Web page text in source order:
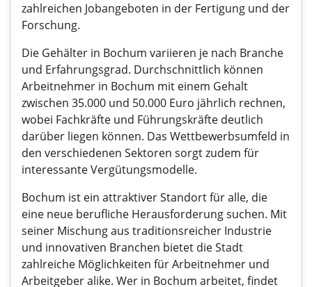
zahlreichen Jobangeboten in der Fertigung und der
Forschung.
Die Gehälter in Bochum variieren je nach Branche
und Erfahrungsgrad. Durchschnittlich können
Arbeitnehmer in Bochum mit einem Gehalt
zwischen 35.000 und 50.000 Euro jährlich rechnen,
wobei Fachkräfte und Führungskräfte deutlich
darüber liegen können. Das Wettbewerbsumfeld in
den verschiedenen Sektoren sorgt zudem für
interessante Vergütungsmodelle.
Bochum ist ein attraktiver Standort für alle, die
eine neue berufliche Herausforderung suchen. Mit
seiner Mischung aus traditionsreicher Industrie
und innovativen Branchen bietet die Stadt
zahlreiche Möglichkeiten für Arbeitnehmer und
Arbeitgeber alike. Wer in Bochum arbeitet, findet